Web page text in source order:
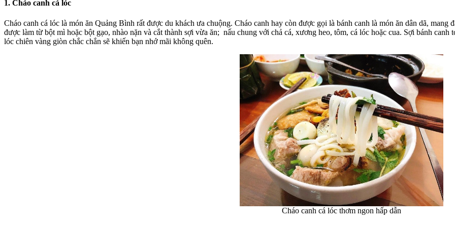
1. Cháo canh cá lóc
Cháo canh cá lóc là món ăn Quảng Bình rất được du khách ưa chuộng. Cháo canh hay còn được gọi là bánh canh là món ăn dân dã,
được làm từ bột mì hoặc bột gạo, nhào nặn và cắt thành sợi vừa ăn; nấu chung với chả cá, xương heo, tôm, cá lóc hoặc cua. Sợi bánh
lóc chiên vàng giòn chắc chắn sẽ khiến bạn nhớ mãi không quên.
Cháo canh cá lóc thơm ngon hấp dẫn